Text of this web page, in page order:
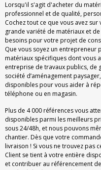
Lorsqu'il s'agit d'acheter du
professionnel et de qualité,
Cochez tout ce que vous avez
grande variété de matériaux et
besoins pour votre projet de
Que vous soyez un entrepreneur
matériaux spécifiques dont vous
entreprise de travaux publics,
société d’aménagement
disponibles pour vous aider à
téléphone ou en magasin.
Plus de 4 000 références vous
disponibles parmi les meilleurs
sous 24/48h, et nous pouvons
chantier. Dès que votre
livraison ! Si vous ne trouvez pas
Client se tient à votre entière
et contribuer au référencement